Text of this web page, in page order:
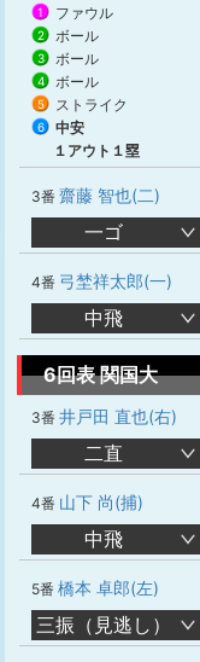
1 ファウル
2 ボール
3 ボール
4 ボール
5 ストライク
6
中安
１アウト１塁
3番 齋藤 智也(二)
一ゴ
4番 弓埜祥太郎(一)
中飛
6回表 関国大
3番 井戸田 直也(右)
二直
4番 山下 尚(捕)
中飛
5番 橋本 卓郎(左)
三振（見逃し）